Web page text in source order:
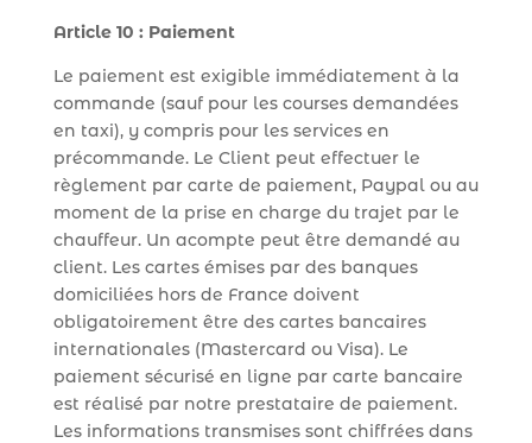
Article 10 : Paiement
Le paiement est exigible immédiatement à la
commande (sauf pour les courses demandées
en taxi), y compris pour les services en
précommande. Le Client peut effectuer le
règlement par carte de paiement, Paypal ou au
moment de la prise en charge du trajet par le
chauffeur. Un acompte peut être demandé au
client. Les cartes émises par des banques
domiciliées hors de France doivent
obligatoirement être des cartes bancaires
internationales (Mastercard ou Visa). Le
paiement sécurisé en ligne par carte bancaire
est réalisé par notre prestataire de paiement.
Les informations transmises sont chiffrées dans